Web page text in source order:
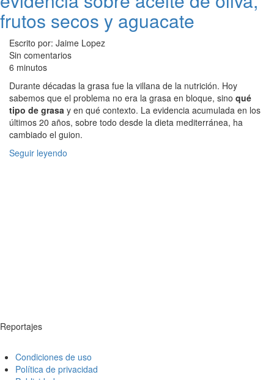
frutos secos y aguacate
Escrito por: Jaime Lopez
Sin comentarios
6 minutos
Durante décadas la grasa fue la villana de la nutrición. Hoy
sabemos que el problema no era la grasa en bloque, sino qué
tipo de grasa y en qué contexto. La evidencia acumulada en los
últimos 20 años, sobre todo desde la dieta mediterránea, ha
cambiado el guion.
Seguir leyendo
Reportajes
Condiciones de uso
Política de privacidad